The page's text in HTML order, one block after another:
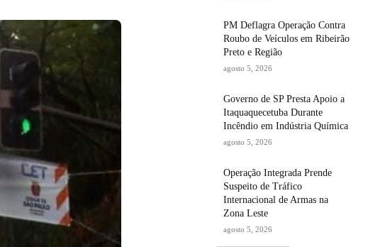
PM Deflagra Operação Contra
Roubo de Veículos em Ribeirão
Preto e Região
agosto 5, 2026
Governo de SP Presta Apoio a
Itaquaquecetuba Durante
Incêndio em Indústria Química
agosto 5, 2026
Operação Integrada Prende
Suspeito de Tráfico
Internacional de Armas na
Zona Leste
agosto 5, 2026